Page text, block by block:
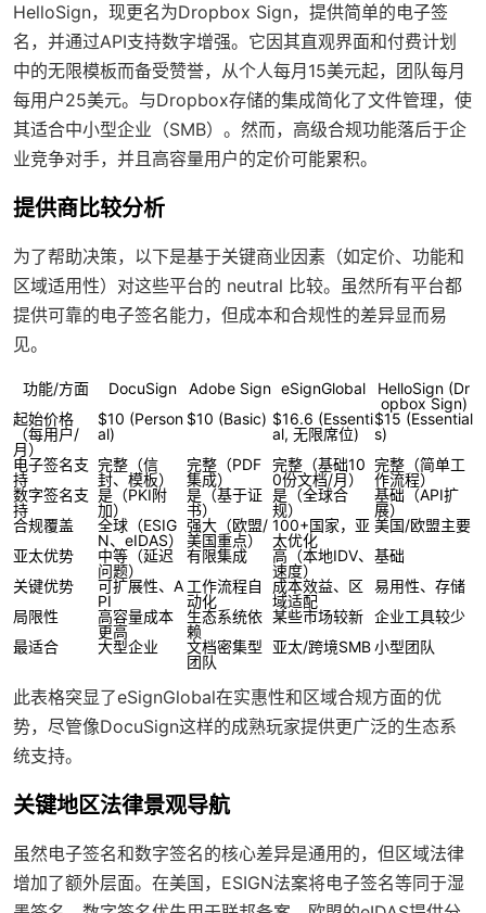
HelloSign，现更名为Dropbox Sign，提供简单的电子签
名，并通过API支持数字增强。它因其直观界面和付费计划
中的无限模板而备受赞誉，从个人每月15美元起，团队每月
每用户25美元。与Dropbox存储的集成简化了文件管理，使
其适合中小型企业（SMB）。然而，高级合规功能落后于企
业竞争对手，并且高容量用户的定价可能累积。
提供商比较分析
为了帮助决策，以下是基于关键商业因素（如定价、功能和
区域适用性）对这些平台的 neutral 比较。虽然所有平台都
提供可靠的电子签名能力，但成本和合规性的差异显而易
见。
功能/方面 DocuSign Adobe Sign eSignGlobal
HelloSign (Dr
opbox Sign)
起始价格
（每用户/
月）
$10 (Person
al)
$10 (Basic) $16.6 (Essenti
al, 无限席位)
$15 (Essential
s)
电子签名支
持
完整（信
封、模板）
完整（PDF
集成）
完整（基础10
0份文档/月）
完整（简单工
作流程）
数字签名支
持
是（PKI附
加）
是（基于证
书）
是（全球合
规）
基础（API扩
展）
合规覆盖
全球（ESIG
N、eIDAS）
强大（欧盟/
美国重点）
100+国家，亚
太优化
美国/欧盟主要
亚太优势
中等（延迟
问题）
有限集成
高（本地IDV、
速度）
基础
关键优势
可扩展性、A
PI
工作流程自
动化
成本效益、区
域适配
易用性、存储
局限性
高容量成本
更高
生态系统依
赖
某些市场较新 企业工具较少
最适合
大型企业
文档密集型
团队
亚太/跨境SMB小型团队
此表格突显了eSignGlobal在实惠性和区域合规方面的优
势，尽管像DocuSign这样的成熟玩家提供更广泛的生态系
统支持。
关键地区法律景观导航
虽然电子签名和数字签名的核心差异是通用的，但区域法律
增加了额外层面。在美国，ESIGN法案将电子签名等同于湿